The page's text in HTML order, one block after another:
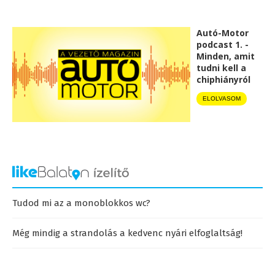
Autó-Motor
podcast 1. -
Minden, amit
tudni kell a
chiphiányról
ELOLVASOM
Tudod mi az a monoblokkos wc?
Még mindig a strandolás a kedvenc nyári elfoglaltság!